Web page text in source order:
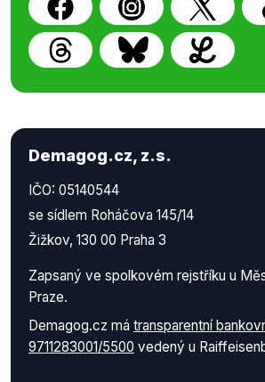
Demagog.cz, z.s.
IČO: 05140544
se sídlem Roháčova 145/14
Žižkov, 130 00 Praha 3
Zapsaný ve spolkovém rejstříku u
Praze.
Demagog.cz má transparentní
9711283001/5500 vedený u